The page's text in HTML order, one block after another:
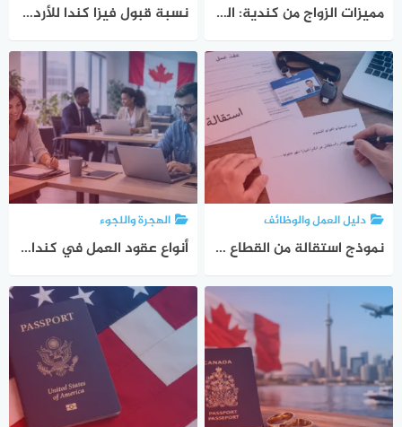
مميزات الزواج من كندية: الفوائد الاجتماعية والقانونية والتعليمية الحقيقية نسبة قبول فيزا كندا للأردنيين: فرص القبول حسب نوع الفيزا 2025
دليل العمل والوظائف
نموذج استقالة من القطاع الخاص: صيغة جاهزة + دليل شامل للكتابة والتقديم
الهجرة واللجوء
أنواع عقود العمل في كندا: دليل شامل للعمال والمهاجرين